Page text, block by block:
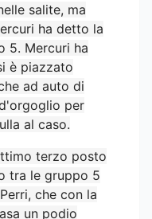
salite, ma
ha detto la
5. Mercuri ha
è piazzato
ad auto di
per
al caso.
terzo posto
tra le gruppo 5
che con la
un podio